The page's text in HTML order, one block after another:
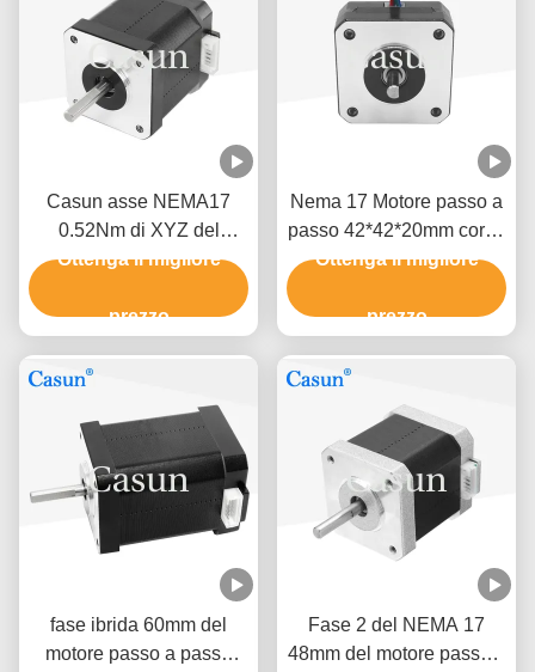
Casun asse NEMA17
0.52Nm di XYZ del
motore facente un passo
Ottenga il migliore
prezzo
Nema 17 Motore passo a
passo 42*42*20mm corpo
ultra sottile 1.0A
130mN.m per attrezzature
mediche
Ottenga il migliore
prezzo
fase ibrida 60mm del
motore passo a passo
Fase 2 del NEMA 17
48mm del motore passo a